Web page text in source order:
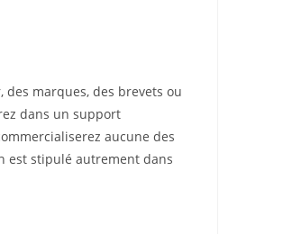
marques, des brevets ou
dans un support
aucune des
est stipulé autrement dans